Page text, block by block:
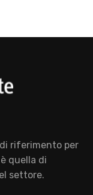
riferimento per
quella di
settore.